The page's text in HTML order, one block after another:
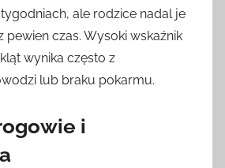
ale rodzice nadal je
pewien czas. Wysoki wskaźnik
wynika często z
lub braku pokarmu.
i